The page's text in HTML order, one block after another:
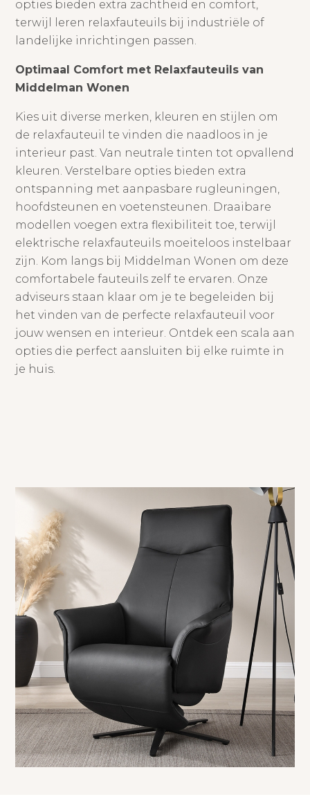
opties bieden extra zachtheid en comfort,
terwijl leren relaxfauteuils bij industriële of
landelijke inrichtingen passen.
Optimaal Comfort met Relaxfauteuils van
Middelman Wonen
Kies uit diverse merken, kleuren en stijlen om
de relaxfauteuil te vinden die naadloos in je
interieur past. Van neutrale tinten tot opvallend
kleuren. Verstelbare opties bieden extra
ontspanning met aanpasbare rugleuningen,
hoofdsteunen en voetensteunen. Draaibare
modellen voegen extra flexibiliteit toe, terwijl
elektrische relaxfauteuils moeiteloos instelbaar
zijn. Kom langs bij Middelman Wonen om deze
comfortabele fauteuils zelf te ervaren. Onze
adviseurs staan klaar om je te begeleiden bij
het vinden van de perfecte relaxfauteuil voor
jouw wensen en interieur. Ontdek een scala aan
opties die perfect aansluiten bij elke ruimte in
je huis.